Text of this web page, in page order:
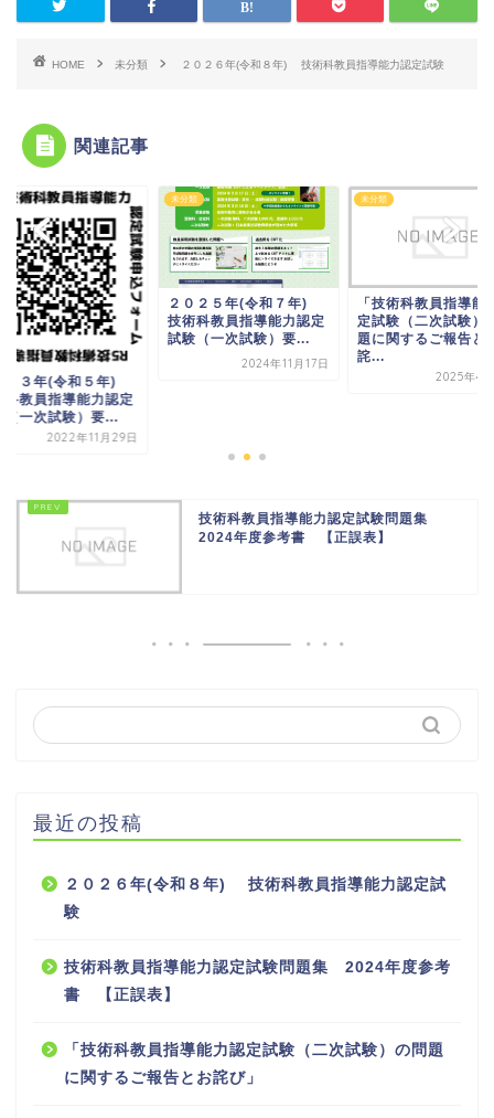
HOME 未分類 ２０２６年(令和８年) 技術科教員指導能力認定試験
関連記事
２３年(令和５年)
科教員指導能力認定
（一次試験）要...
2022年11月29日
未分類
２０２５年(令和７年)
技術科教員指導能力認定
試験（一次試験）要...
2024年11月17日
未分類
「技術科教員指導能
定試験（二次試験）
題に関するご報告と
詫...
2025年4
技術科教員指導能力認定試験問題集
2024年度参考書 【正誤表】
最近の投稿
２０２６年(令和８年) 技術科教員指導能力認定試
験
技術科教員指導能力認定試験問題集 2024年度参考
書 【正誤表】
「技術科教員指導能力認定試験（二次試験）の問題
に関するご報告とお詫び」